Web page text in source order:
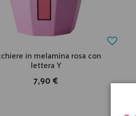
in melamina rosa con
lettera Y
7,90 €